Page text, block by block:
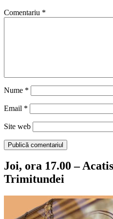
Comentariu *
Nume *
Email *
Site web
Joi, ora 17.00 –
Trimitundei